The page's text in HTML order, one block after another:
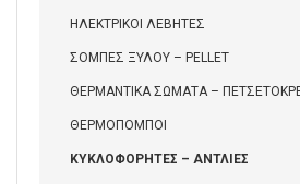
ΗΛΕΚΤΡΙΚΟΙ ΛΕΒΗΤΕΣ
ΣΟΜΠΕΣ ΞΥΛΟΥ – PELLET
ΘΕΡΜΑΝΤΙΚΑ ΣΩΜΑΤΑ –
ΘΕΡΜΟΠΟΜΠΟΙ
ΚΥΚΛΟΦΟΡΗΤΕΣ – ΑΝΤΛΙΕΣ